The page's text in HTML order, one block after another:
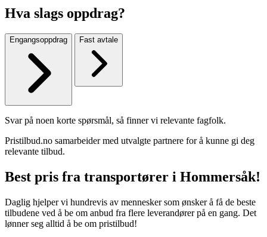
Hva slags oppdrag?
Engangsoppdrag Fast avtale
Svar på noen korte spørsmål, så finner vi relevante fagfolk.
Pristilbud.no samarbeider med utvalgte partnere for å kunne gi deg
relevante tilbud.
Best pris fra transportører i Hommersåk!
Daglig hjelper vi hundrevis av mennesker som ønsker å få de beste
tilbudene ved å be om anbud fra flere leverandører på en gang. Det
lønner seg alltid å be om pristilbud!